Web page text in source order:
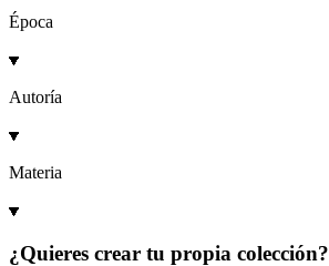
Época
Autoría
Materia
¿Quieres crear tu propia colección?